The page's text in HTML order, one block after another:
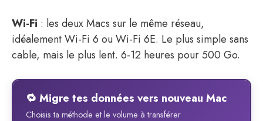
Wi-Fi : les deux Macs sur le même réseau,
idéalement Wi-Fi 6 ou Wi-Fi 6E. Le plus simple sans
cable, mais le plus lent. 6-12 heures pour 500 Go.
🔁 Migre tes données vers nouveau Mac
Choisis ta méthode et le volume à transférer